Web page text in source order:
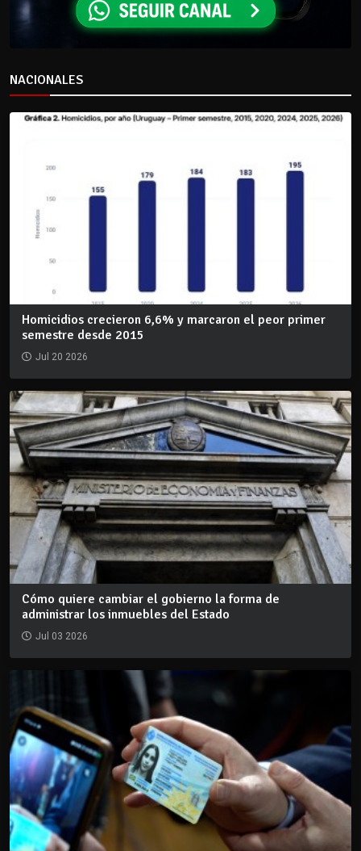
NACIONALES
Homicidios crecieron 6,6% y marcaron el peor primer
semestre desde 2015
Jul 20 2026
Cómo quiere cambiar el gobierno la forma de
administrar los inmuebles del Estado
Jul 03 2026